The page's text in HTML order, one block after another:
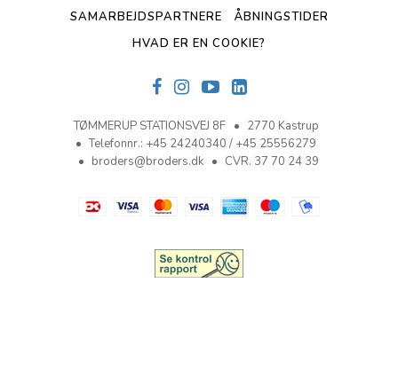
SAMARBEJDSPARTNERE
ÅBNINGSTIDER
HVAD ER EN COOKIE?
TØMMERUP STATIONSVEJ 8F
2770 Kastrup
Telefonnr.: +45 24240340 / +45 25556279
broders@broders.dk
CVR. 37 70 24 39